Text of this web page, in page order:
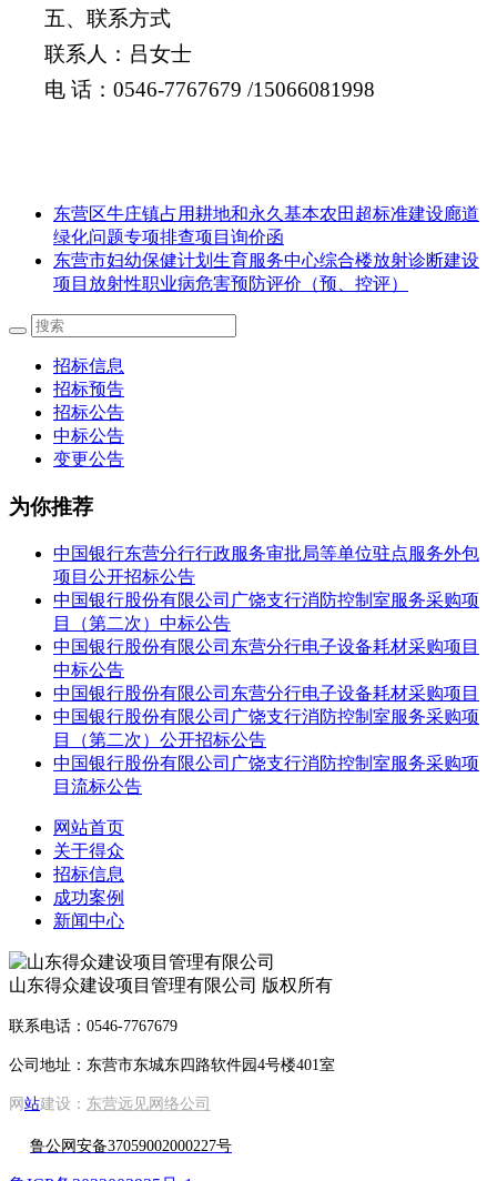
五、联系方式
联系人： 吕女士
电 话： 0546-7767679 /15066081998
东营区牛庄镇占用耕地和永久基本农田超标准建设廊道
绿化问题专项排查项目询价函
东营市妇幼保健计划生育服务中心综合楼放射诊断建设
项目放射性职业病危害预防评价（预、控评）
招标信息
招标预告
招标公告
中标公告
变更公告
为你推荐
中国银行东营分行行政服务审批局等单位驻点服务外包
项目公开招标公告
中国银行股份有限公司广饶支行消防控制室服务采购项
目（第二次）中标公告
中国银行股份有限公司东营分行电子设备耗材采购项目
中标公告
中国银行股份有限公司东营分行电子设备耗材采购项目
中国银行股份有限公司广饶支行消防控制室服务采购项
目（第二次）公开招标公告
中国银行股份有限公司广饶支行消防控制室服务采购项
目流标公告
网站首页
关于得众
招标信息
成功案例
新闻中心
山东得众建设项目管理有限公司 版权所有
联系电话：0546-7767679
公司地址：东营市东城东四路软件园4号楼401室
网站建设： 东营远见网络公司
鲁公网安备37059002000227号